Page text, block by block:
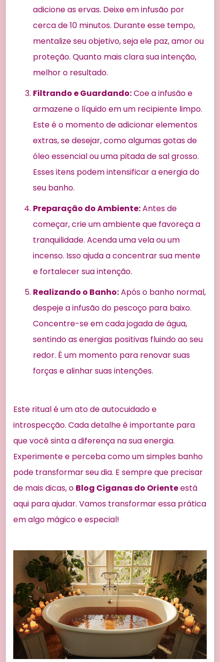
adicione as ervas. Deixe em infusão por
cerca de 10 minutos. Durante esse tempo,
mentalize seu objetivo, seja ele paz, amor ou
proteção. Quanto mais clara sua intenção,
melhor o resultado.
Filtrando e Guardando:Coe a infusão e
armazene o líquido em um recipiente limpo.
Este é o momento de adicionar elementos
extras, se desejar, como algumas gotas de
óleo essencial ou uma pitada de sal grosso.
Esses itens podem intensificar a energia do
seu banho.
Preparação do Ambiente:Antes de
começar, crie um ambiente que favoreça a
tranquilidade. Acenda uma vela ou um
incenso. Isso ajuda a concentrar sua mente
e fortalecer sua intenção.
Realizando o Banho:Após o banho normal,
despeje a infusão do pescoço para baixo.
Concentre-se em cada jogada de água,
sentindo as energias positivas fluindo ao seu
redor. É um momento para renovar suas
forças e alinhar suas intenções.
Este ritual é um ato de autocuidado e
introspecção. Cada detalhe é importante para
que você sinta a diferença na sua energia.
Experimente e perceba como um simples banho
pode transformar seu dia. E sempre que precisar
de mais dicas, o Blog Ciganas do Orienteestá
aqui para ajudar. Vamos transformar essa prática
em algo mágico e especial!